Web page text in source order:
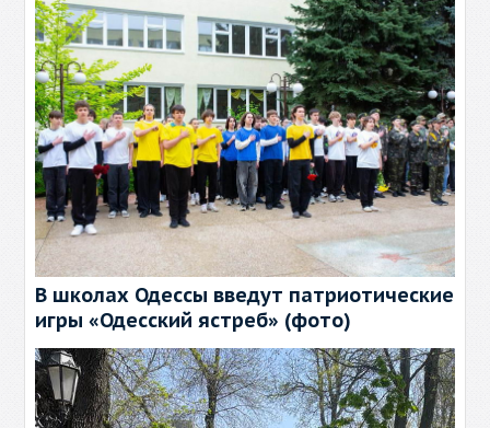
В школах Одессы введут патриотические
игры «Одесский ястреб» (фото)